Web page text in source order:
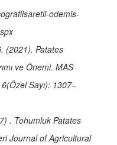
odemis-
(2021). Patates
ve Önemi. MAS
Sayı): 1307–
. Tohumluk Patates
Journal of Agricultural